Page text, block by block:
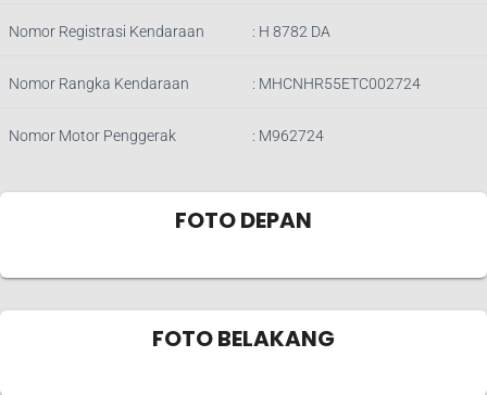
Nomor Registrasi Kendaraan : H 8782 DA
Nomor Rangka Kendaraan : MHCNHR55ETC002724
Nomor Motor Penggerak : M962724
FOTO DEPAN
FOTO BELAKANG